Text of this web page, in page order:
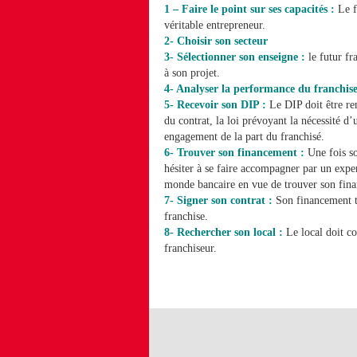
1 – Faire le point sur ses capacités : Le
véritable entrepreneur.
2- Choisir son secteur
3- Sélectionner son enseigne : le futur
à son projet.
4- Analyser la performance du
5- Recevoir son DIP : Le DIP doit être
du contrat, la loi prévoyant la nécessité
engagement de la part du franchisé.
6- Trouver son financement : Une fois
hésiter à se faire accompagner par un
monde bancaire en vue de trouver son
7- Signer son contrat : Son financement
franchise.
8- Rechercher son local : Le local doit
franchiseur.